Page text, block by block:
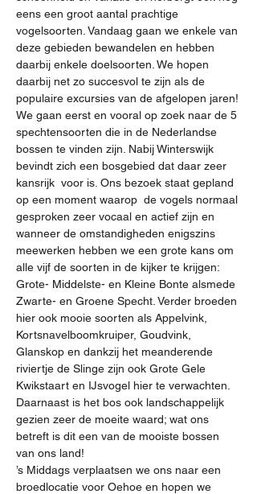
eens een groot aantal prachtige
vogelsoorten. Vandaag gaan we enkele van
deze gebieden bewandelen en hebben
daarbij enkele doelsoorten. We hopen
daarbij net zo succesvol te zijn als de
populaire excursies van de afgelopen jaren!
We gaan eerst en vooral op zoek naar de 5
spechtensoorten die in de Nederlandse
bossen te vinden zijn. Nabij Winterswijk
bevindt zich een bosgebied dat daar zeer
kansrijk  voor is. Ons bezoek staat gepland
op een moment waarop  de vogels normaal
gesproken zeer vocaal en actief zijn en
wanneer de omstandigheden enigszins
meewerken hebben we een grote kans om
alle vijf de soorten in de kijker te krijgen:
Grote- Middelste- en Kleine Bonte alsmede
Zwarte- en Groene Specht. Verder broeden
hier ook mooie soorten als Appelvink,
Kortsnavelboomkruiper, Goudvink,
Glanskop en dankzij het meanderende
riviertje de Slinge zijn ook Grote Gele
Kwikstaart en IJsvogel hier te verwachten.
Daarnaast is het bos ook landschappelijk
gezien zeer de moeite waard; wat ons
betreft is dit een van de mooiste bossen
van ons land!
’s Middags verplaatsen we ons naar een
broedlocatie voor Oehoe en hopen we